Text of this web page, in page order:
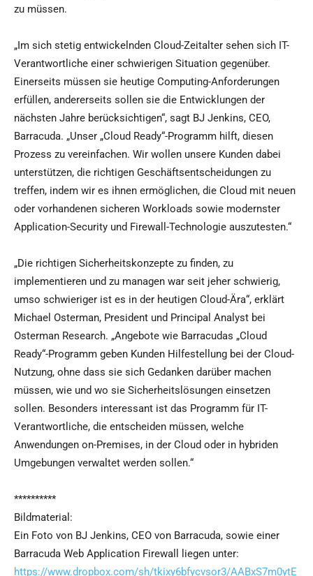
zu müssen.
„Im sich stetig entwickelnden Cloud-Zeitalter sehen sich IT-
Verantwortliche einer schwierigen Situation gegenüber.
Einerseits müssen sie heutige Computing-Anforderungen
erfüllen, andererseits sollen sie die Entwicklungen der
nächsten Jahre berücksichtigen“, sagt BJ Jenkins, CEO,
Barracuda. „Unser „Cloud Ready“-Programm hilft, diesen
Prozess zu vereinfachen. Wir wollen unsere Kunden dabei
unterstützen, die richtigen Geschäftsentscheidungen zu
treffen, indem wir es ihnen ermöglichen, die Cloud mit neuen
oder vorhandenen sicheren Workloads sowie modernster
Application-Security und Firewall-Technologie auszutesten.“
„Die richtigen Sicherheitskonzepte zu finden, zu
implementieren und zu managen war seit jeher schwierig,
umso schwieriger ist es in der heutigen Cloud-Ära“, erklärt
Michael Osterman, President und Principal Analyst bei
Osterman Research. „Angebote wie Barracudas „Cloud
Ready“-Programm geben Kunden Hilfestellung bei der Cloud-
Nutzung, ohne dass sie sich Gedanken darüber machen
müssen, wie und wo sie Sicherheitslösungen einsetzen
sollen. Besonders interessant ist das Programm für IT-
Verantwortliche, die entscheiden müssen, welche
Anwendungen on-Premises, in der Cloud oder in hybriden
Umgebungen verwaltet werden sollen.“
**********
Bildmaterial:
Ein Foto von BJ Jenkins, CEO von Barracuda, sowie einer
Barracuda Web Application Firewall liegen unter:
https://www.dropbox.com/sh/tkixy6bfycvsor3/AABxS7m0ytE